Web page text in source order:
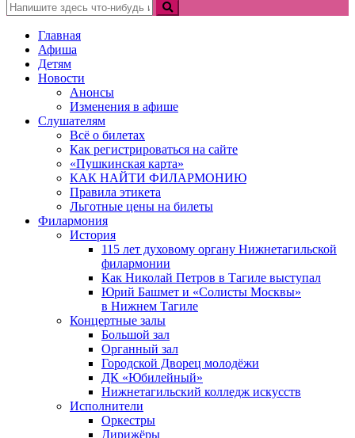
Главная
Афиша
Детям
Новости
Анонсы
Изменения в афише
Слушателям
Всё о билетах
Как регистрироваться на сайте
«Пушкинская карта»
КАК НАЙТИ ФИЛАРМОНИЮ
Правила этикета
Льготные цены на билеты
Филармония
История
115 лет духовому органу Нижнетагильской
филармонии
Как Николай Петров в Тагиле выступал
Юрий Башмет и «Солисты Москвы»
в Нижнем Тагиле
Концертные залы
Большой зал
Органный зал
Городской Дворец молодёжи
ДК «Юбилейный»
Нижнетагильский колледж искусств
Исполнители
Оркестры
Дирижёры